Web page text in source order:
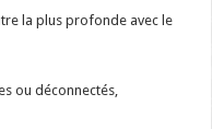
la plus profonde avec le
ou déconnectés,